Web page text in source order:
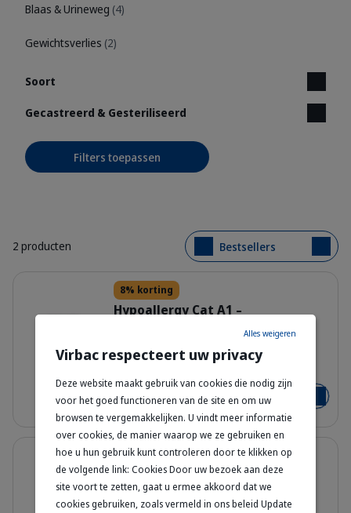
Blaas & Urineweg (4)
Gewichtsverlies (2)
Soort
Gecastreerd & Gesteriliseerd
Filters toepassen
2 producten Bestsellers
Bag_HPM-A1_cat_face_Packaging-
8% korting
Hypoallergy Cat A1 –
€ 48,24€ 52,44 Voeg
5% korting
Hypoallergy Cat A2 –
Droogvoeding voor Kat met
Voedselallergieën
Virbac respecteert uw privacy
Deze website maakt gebruik van cookies die nodig zijn
voor het goed functioneren van de site en om uw
browsen te vergemakkelijken. U vindt meer informatie
over cookies, de manier waarop we ze gebruiken en
hoe u hun gebruik kunt controleren door te klikken op
de volgende link: Cookies Door uw bezoek aan deze
site voort te zetten, gaat u ermee akkoord dat we
cookies gebruiken, zoals vermeld in ons beleid Update
Alles weigeren